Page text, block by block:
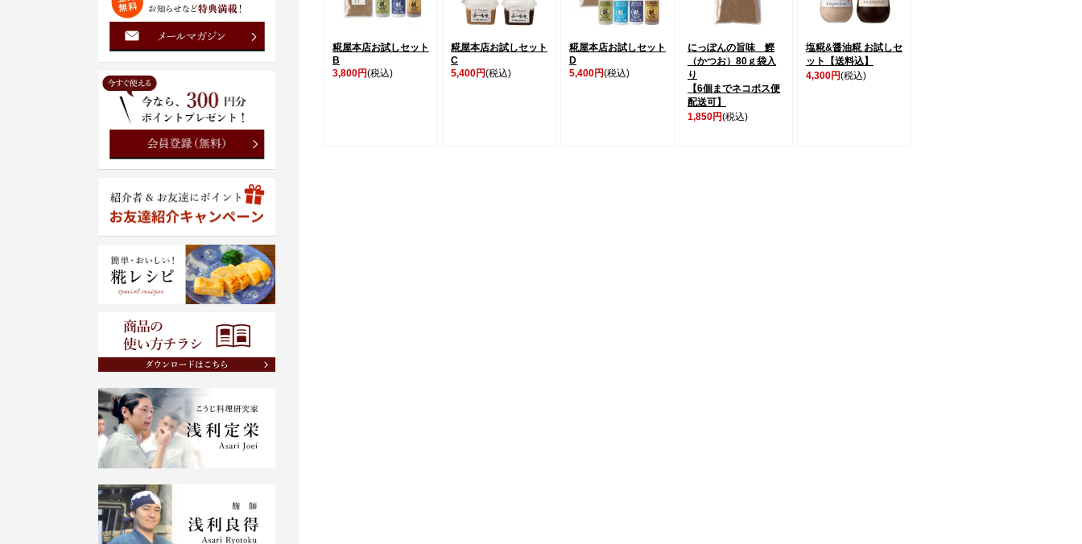
糀屋本店お試しセット
B
3,800円(税込)
糀屋本店お試しセット
C
5,400円(税込)
糀屋本店お試しセット
D
5,400円(税込)
にっぽんの旨味 鰹
（かつお）80ｇ袋入
り
【6個までネコポス便
配送可】
1,850円(税込)
塩糀&醤油糀 お試しセ
ット【送料込】
4,300円(税込)